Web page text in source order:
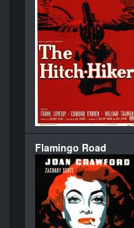
Flamingo Road